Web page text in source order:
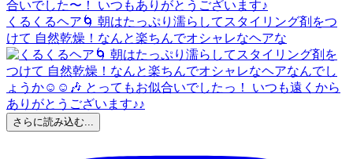
くるくるヘア🌀 朝はたっぷり濡らしてスタイリング剤をつ
けて 自然乾燥！なんと楽ちんでオシャレなヘアな
さらに読み込む...